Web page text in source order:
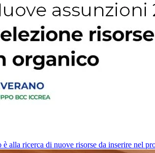
alla ricerca di nuove risorse da inserire nel